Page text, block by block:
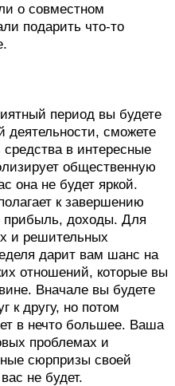
о совместном
подарить что-то
период вы будете
деятельности, сможете
в интересные
общественную
она не будет яркой.
к завершению
прибыль, доходы. Для
и решительных
дарит вам шанс на
отношений, которые вы
Вначале вы будете
к другу, но потом
в нечто большее. Ваша
проблемах и
сюрпризы своей
не будет.